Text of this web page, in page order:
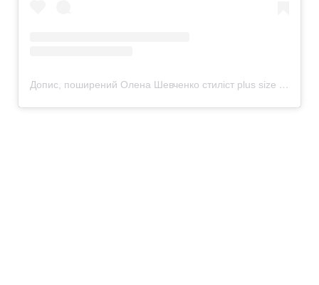
Допис, поширений Олена Шевченко стиліст plus size ЛЬВІВ навчання (@purpur.stylist)